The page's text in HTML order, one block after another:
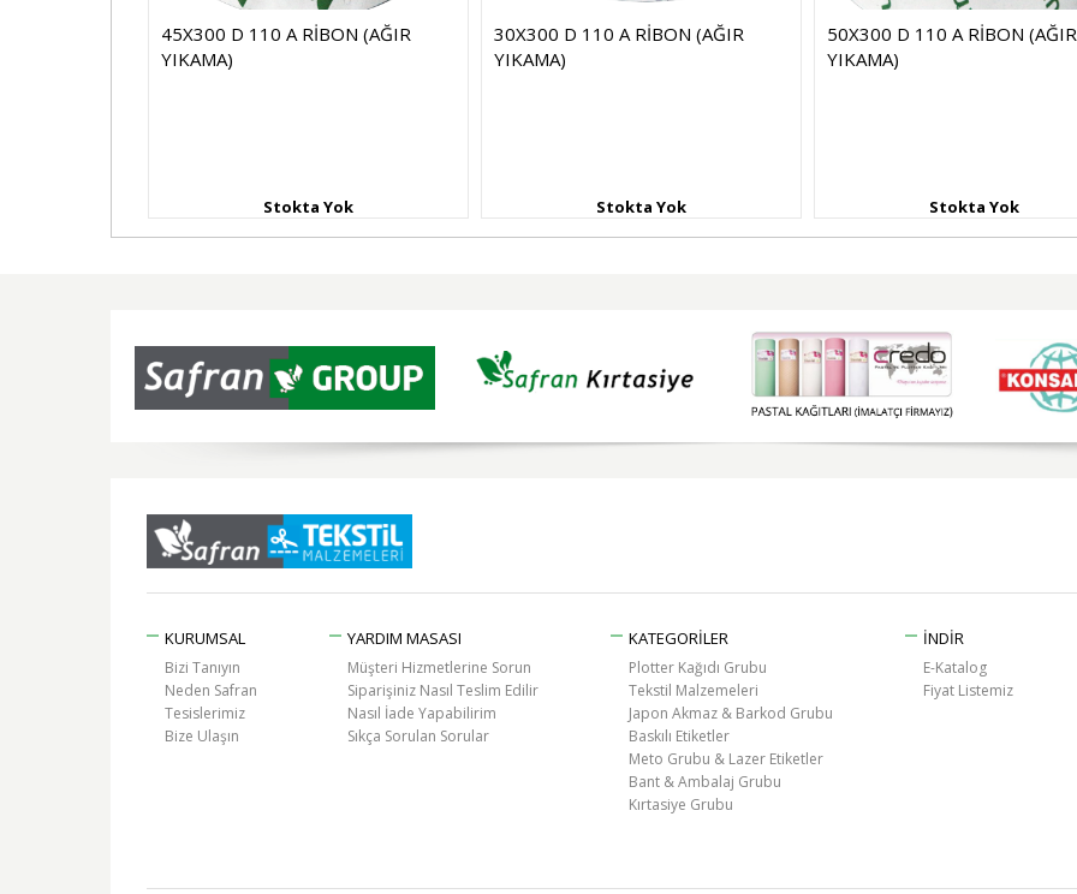
45X300 D 110 A RİBON (AĞIR
YIKAMA)
Stokta Yok
30X300 D 110 A RİBON (AĞIR
YIKAMA)
Stokta Yok
50X300 D 110 A RİBON (AĞIR
YIKAMA)
Stokta Yok
KURUMSAL
Bizi Tanıyın
Neden Safran
Tesislerimiz
Bize Ulaşın
YARDIM MASASI
Müşteri Hizmetlerine Sorun
Siparişiniz Nasıl Teslim Edilir
Nasıl İade Yapabilirim
Sıkça Sorulan Sorular
KATEGORİLER
Plotter Kağıdı Grubu
Tekstil Malzemeleri
Japon Akmaz & Barkod Grubu
Baskılı Etiketler
Meto Grubu & Lazer Etiketler
Bant & Ambalaj Grubu
Kırtasiye Grubu
İNDİR
E-Katalog
Fiyat Listemiz